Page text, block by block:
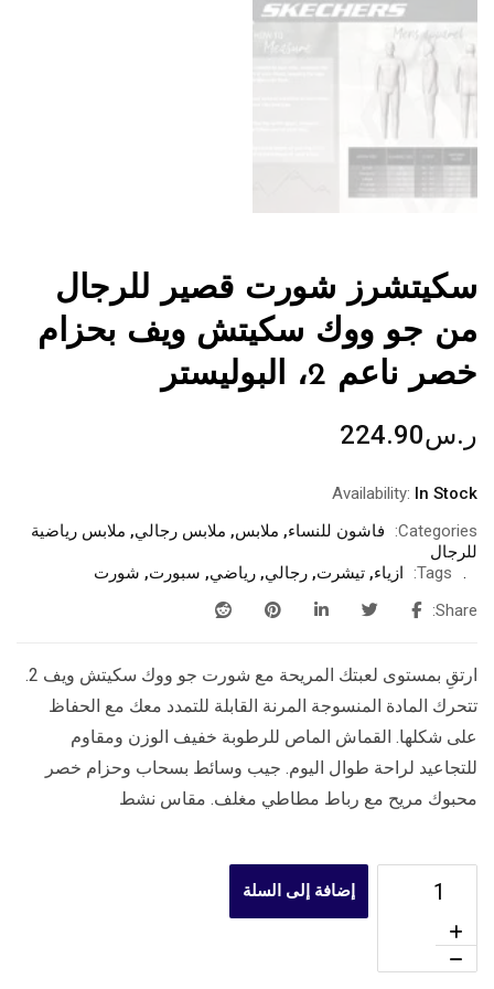
سكيتشرز شورت قصير للرجال
من جو ووك سكيتش ويف بحزام
خصر ناعم 2، البوليستر
ر.س224.90
Availability: In Stock
Categories:
فاشون للنساء, ملابس, ملابس رجالي, ملابس رياضية
للرجال
Tags:
ازياء, تيشرت, رجالي, رياضي, سبورت, شورت
Share:
ارتقِ بمستوى لعبتك المريحة مع شورت جو ووك سكيتش ويف 2.
تتحرك المادة المنسوجة المرنة القابلة للتمدد معك مع الحفاظ
على شكلها. القماش الماص للرطوبة خفيف الوزن ومقاوم
للتجاعيد لراحة طوال اليوم. جيب وسائط بسحاب وحزام خصر
محبوك مريح مع رباط مطاطي مغلف. مقاس نشط
إضافة إلى السلة